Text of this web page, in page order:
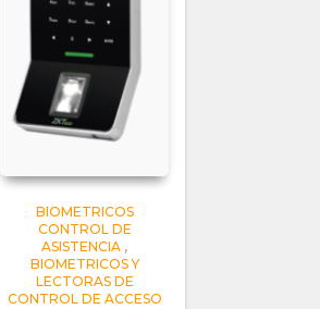
BIOMETRICOS
CONTROL DE
ASISTENCIA ,
BIOMETRICOS Y
LECTORAS DE
CONTROL DE ACCESO